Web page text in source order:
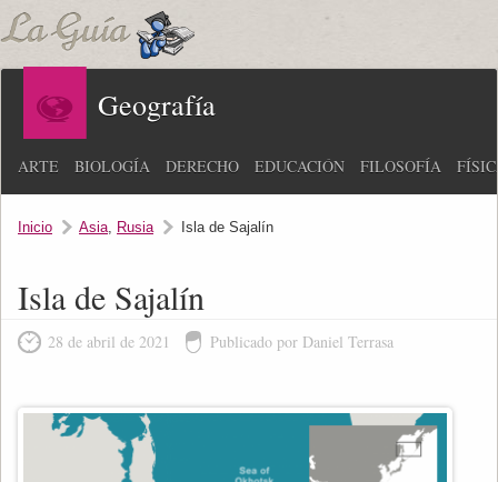
Geografía
ARTE BIOLOGÍA DERECHO EDUCACIÓN FILOSOFÍA
Inicio Asia, Rusia Isla de Sajalín
Isla de Sajalín
28 de abril de 2021 Publicado por Daniel Terrasa